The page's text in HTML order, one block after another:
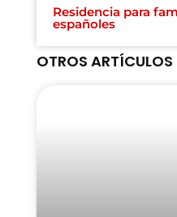
Residencia para
españoles
OTROS ARTÍCULOS